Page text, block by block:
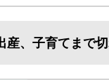
産、子育てまで